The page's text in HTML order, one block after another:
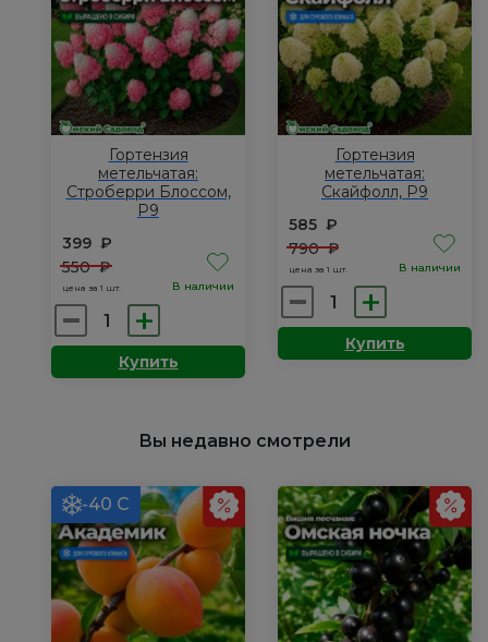
Р9
Р9
Гортензия
метельчатая:
Строберри Блоссом,
Р9
399 ₽
550₽
цена за 1 шт. В наличии
Количество
товара
ГортензияКупить
Гортензия
метельчатая:
Скайфолл, Р9
585 ₽
790₽
цена за 1 шт. В наличии
Количество
товара
ГортензияКупить
Вы недавно смотрели
-40 С